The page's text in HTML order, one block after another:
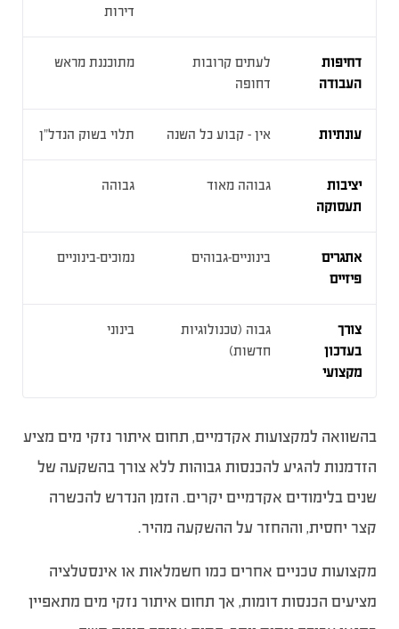
דירות
דחיפות
העבודה
לעתים קרובות
דחופה
מתוכננת מראש
עונתיות אין – קבוע כל השנה תלוי בשוק הנדל”ן
יציבות
תעסוקה
גבוהה מאוד גבוהה
אתגרים
פיזיים
בינוניים-גבוהים נמוכים-בינוניים
צורך
בעדכון
מקצועי
גבוה (טכנולוגיות
חדשות)
בינוני
בהשוואה למקצועות אקדמיים, תחום איתור נזקי מים מציע
הזדמנות להגיע להכנסות גבוהות ללא צורך בהשקעה של
שנים בלימודים אקדמיים יקרים. הזמן הנדרש להכשרה
קצר יחסית, וההחזר על ההשקעה מהיר.
מקצועות טכניים אחרים כמו חשמלאות או אינסטלציה
מציעים הכנסות דומות, אך תחום איתור נזקי מים מתאפיין